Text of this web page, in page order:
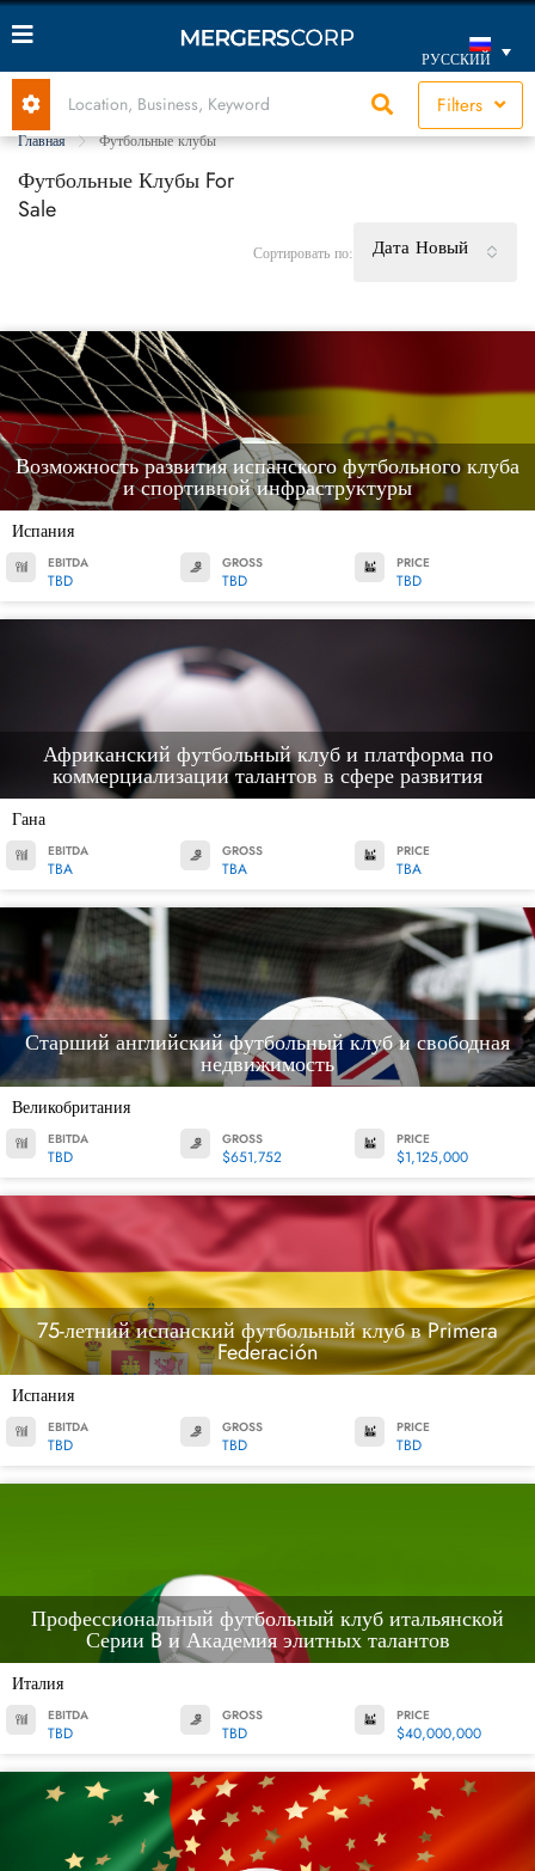
РУССКИЙ
Filters
Главная Футбольные клубы
Футбольные Клубы For
Sale
Сортировать по: Дата Новый
Возможность развития испанского футбольного клуба
и спортивной инфраструктуры
Испания
EBITDA
TBD
GROSS
TBD
PRICE
TBD
Африканский футбольный клуб и платформа по
коммерциализации талантов в сфере развития
Гана
EBITDA
TBA
GROSS
TBA
PRICE
TBA
Старший английский футбольный клуб и свободная
недвижимость
Великобритания
EBITDA
TBD
GROSS
$651,752
PRICE
$1,125,000
75-летний испанский футбольный клуб в Primera
Federación
Испания
EBITDA
TBD
GROSS
TBD
PRICE
TBD
Профессиональный футбольный клуб итальянской
Серии B и Академия элитных талантов
Италия
EBITDA
TBD
GROSS
TBD
PRICE
$40,000,000